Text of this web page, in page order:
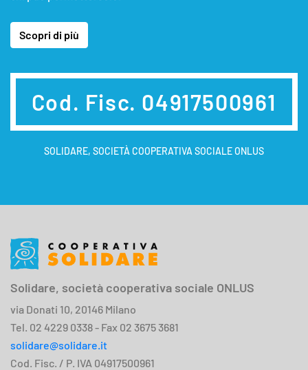
Scopri di più
Cod. Fisc. 04917500961
SOLIDARE, SOCIETÀ COOPERATIVA SOCIALE ONLUS
Solidare, società cooperativa sociale ONLUS
via Donati 10, 20146 Milano
Tel. 02 4229 0338 - Fax 02 3675 3681
solidare@solidare.it
Cod. Fisc. / P. IVA 04917500961